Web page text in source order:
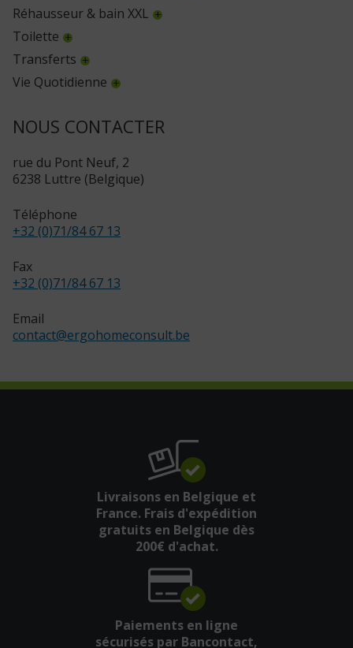
Réhausseur & bain XXL
Toilette
Transferts
Vie Quotidienne
NOUS CONTACTER
rue du Pont Neuf, 2
6238 Luttre (Belgique)
Téléphone
+32 (0)71/84 67 13
Fax
+32 (0)71/84 67 13
Email
contact@ergohomeconsult.be
Livraisons en Belgique et
France. Frais d'expédition
gratuits en Belgique dès
200€ d'achat.
Paiements en ligne
sécurisés par Bancontact,